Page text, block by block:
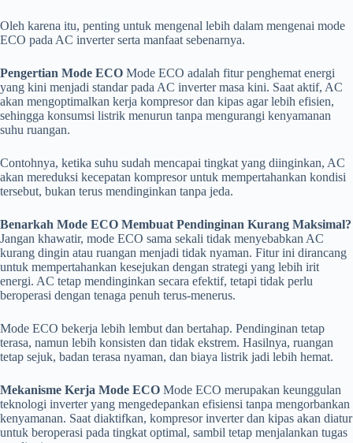
Oleh karena itu, penting untuk mengenal lebih dalam mengenai mode
ECO pada AC inverter serta manfaat sebenarnya.
Pengertian Mode ECO Mode ECO adalah fitur penghemat energi
yang kini menjadi standar pada AC inverter masa kini. Saat aktif, AC
akan mengoptimalkan kerja kompresor dan kipas agar lebih efisien,
sehingga konsumsi listrik menurun tanpa mengurangi kenyamanan
suhu ruangan.
Contohnya, ketika suhu sudah mencapai tingkat yang diinginkan, AC
akan mereduksi kecepatan kompresor untuk mempertahankan kondisi
tersebut, bukan terus mendinginkan tanpa jeda.
Benarkah Mode ECO Membuat Pendinginan Kurang Maksimal?
Jangan khawatir, mode ECO sama sekali tidak menyebabkan AC
kurang dingin atau ruangan menjadi tidak nyaman. Fitur ini dirancang
untuk mempertahankan kesejukan dengan strategi yang lebih irit
energi. AC tetap mendinginkan secara efektif, tetapi tidak perlu
beroperasi dengan tenaga penuh terus-menerus.
Mode ECO bekerja lebih lembut dan bertahap. Pendinginan tetap
terasa, namun lebih konsisten dan tidak ekstrem. Hasilnya, ruangan
tetap sejuk, badan terasa nyaman, dan biaya listrik jadi lebih hemat.
Mekanisme Kerja Mode ECO Mode ECO merupakan keunggulan
teknologi inverter yang mengedepankan efisiensi tanpa mengorbankan
kenyamanan. Saat diaktifkan, kompresor inverter dan kipas akan diatur
untuk beroperasi pada tingkat optimal, sambil tetap menjalankan tugas